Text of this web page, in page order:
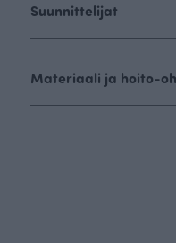
Suunnittelijat
Materiaali ja hoito-